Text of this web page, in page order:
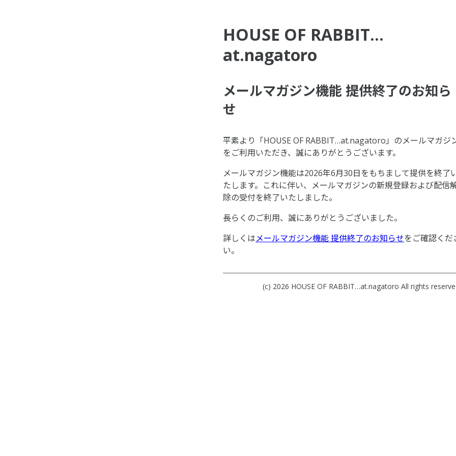
HOUSE OF RABBIT…
at.nagatoro
メールマガジン機能 提供終了のお知ら
せ
平素より「HOUSE OF RABBIT…at.nagatoro」のメールマガジ
をご利用いただき、誠にありがとうございます。
メールマガジン機能は2026年6月30日をもちまして提供を終了
たします。これに伴い、メールマガジンの新規登録および配信
除の受付を終了いたしました。
長らくのご利用、誠にありがとうございました。
詳しくはメールマガジン機能 提供終了のお知らせをご確認くだ
い。
(c) 2026 HOUSE OF RABBIT…at.nagatoro All rights